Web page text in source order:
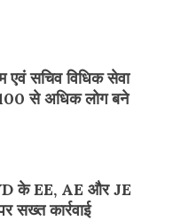
एवं सचिव विधिक सेवा
100 से अधिक लोग बने
के EE, AE और JE
सख्त कार्रवाई